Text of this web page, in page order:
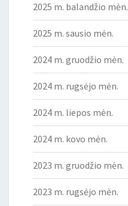
2025 m. balandžio mėn.
2025 m. sausio mėn.
2024 m. gruodžio mėn.
2024 m. rugsėjo mėn.
2024 m. liepos mėn.
2024 m. kovo mėn.
2023 m. gruodžio mėn.
2023 m. rugsėjo mėn.